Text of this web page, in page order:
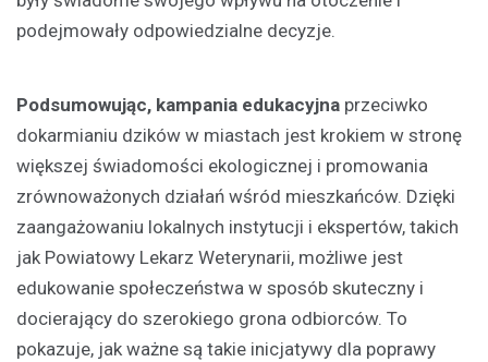
podejmowały odpowiedzialne decyzje.
Podsumowując, kampania edukacyjna przeciwko
dokarmianiu dzików w miastach jest krokiem w stronę
większej świadomości ekologicznej i promowania
zrównoważonych działań wśród mieszkańców. Dzięki
zaangażowaniu lokalnych instytucji i ekspertów, takich
jak Powiatowy Lekarz Weterynarii, możliwe jest
edukowanie społeczeństwa w sposób skuteczny i
docierający do szerokiego grona odbiorców. To
pokazuje, jak ważne są takie inicjatywy dla poprawy